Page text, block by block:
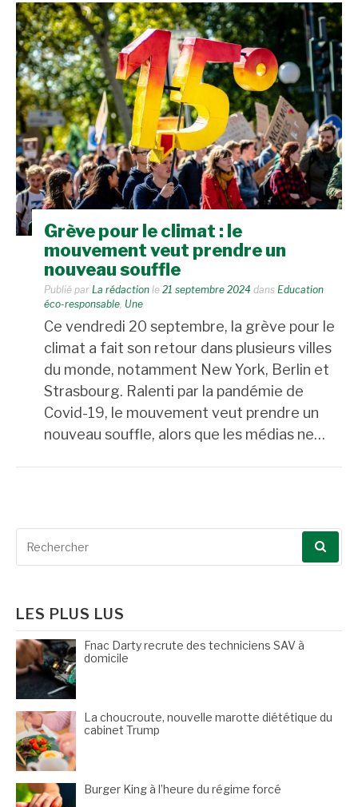
Grève pour le climat : le
mouvement veut prendre un
nouveau souffle
Publié par La rédaction le 21 septembre 2024 dans Education
éco-responsable Une
Ce vendredi 20 septembre, la grève pour le
climat a fait son retour dans plusieurs villes
du monde, notamment New York, Berlin et
Strasbourg. Ralenti par la pandémie de
Covid-19, le mouvement veut prendre un
nouveau souffle, alors que les médias ne…
LES PLUS LUS
Fnac Darty recrute des techniciens SAV à
domicile
La choucroute, nouvelle marotte diététique du
cabinet Trump
Burger King à l’heure du régime forcé